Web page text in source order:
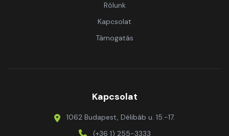
Rólunk
Kapcsolat
Támogatás
Kapcsolat
1062 Budapest, Délibáb u. 15.-17.
(+36 1) 255-3333